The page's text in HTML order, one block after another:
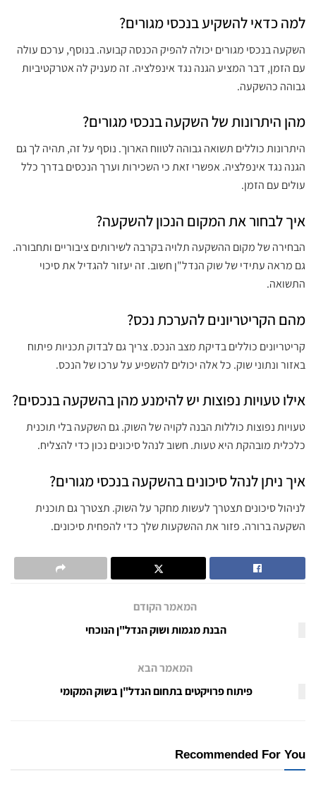
למה כדאי להשקיע בנכסי מגורים?
השקעה בנכסי מגורים יכולה להפיק הכנסה קבועה. בנוסף, ערכם עולה
עם הזמן, דבר המציע הגנה נגד אינפלציה. זה מעניק לה אטרקטיביות
גבוהה כהשקעה.
מהן היתרונות של השקעה בנכסי מגורים?
היתרונות כוללים תשואה גבוהה לטווח הארוך. נוסף על זה, תהיה לך גם
הגנה נגד אינפלציה. אפשרי זאת כי השכירות וערך הנכסים בדרך כלל
עולים עם הזמן.
איך לבחור את המקום הנכון להשקעה?
הבחירה של מקום ההשקעה תלויה בקרבה לשירותים ציבוריים ותחבורה.
גם מראה עתידי של שוק הנדל"ן חשוב. זה יעזור להגדיל את סיכוי
התשואה.
מהם הקריטריונים להערכת נכס?
קריטריונים כוללים בדיקת מצב הנכס. צריך גם לבדוק תכניות פיתוח
באזור ונתוני שוק. כל אלה יכולים להשפיע על ערכו של הנכס.
אילו טעויות נפוצות יש להימנע מהן בהשקעה בנכסים?
טעויות נפוצות כוללות הבנה לקויה של השוק. גם השקעה בלי תוכנית
כלכלית מובהקת היא טעות. חשוב לנהל סיכונים נכון כדי להצליח.
איך ניתן לנהל סיכונים בהשקעה בנכסי מגורים?
לניהול סיכונים תצטרך לעשות מחקר על השוק. תצטרך גם תוכנית
השקעה ברורה. פזור את ההשקעות שלך כדי להפחית סיכונים.
המאמר הקודם
הבנת מגמות ושוק הנדל"ן הנוכחי
המאמר הבא
פיתוח פרויקטים בתחום הנדל"ן בשוק המקומי
Recommended For You